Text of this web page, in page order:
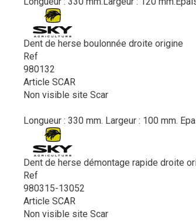
Dent de herse boulonnée droite origine
Ref
980132
Article SCAR
Non visible site Scar
Longueur : 330 mm. Largeur : 100 mm.
Dent de herse démontage rapide droite
Ref
980315-13052
Article SCAR
Non visible site Scar